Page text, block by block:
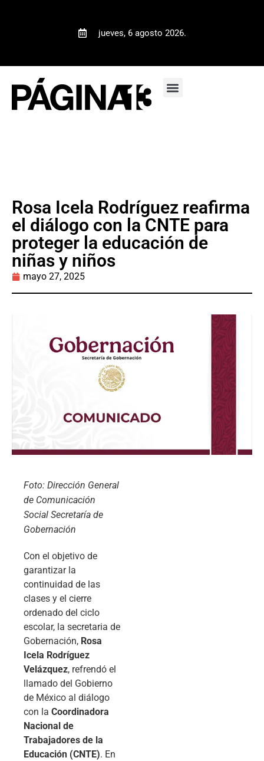
jueves, 6 agosto 2026.
Rosa Icela Rodríguez reafirma
el diálogo con la CNTE para
proteger la educación de
niñas y niños
mayo 27, 2025
Foto: Dirección General
de Comunicación
Social Secretaría de
Gobernación
Con el objetivo de
garantizar la
continuidad de las
clases y el cierre
ordenado del ciclo
escolar, la secretaria de
Gobernación, Rosa
Icela Rodríguez
Velázquez, refrendó el
llamado del Gobierno
de México al diálogo
con la Coordinadora
Nacional de
Trabajadores de la
Educación (CNTE). En